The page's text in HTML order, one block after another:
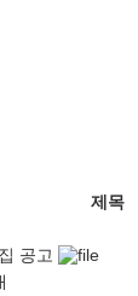
제목
공고